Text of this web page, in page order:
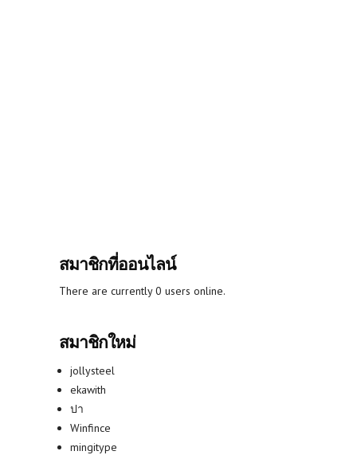
สมาชิกที่ออนไลน์
There are currently 0 users online.
สมาชิกใหม่
jollysteel
ekawith
ปา
Winfince
mingitype